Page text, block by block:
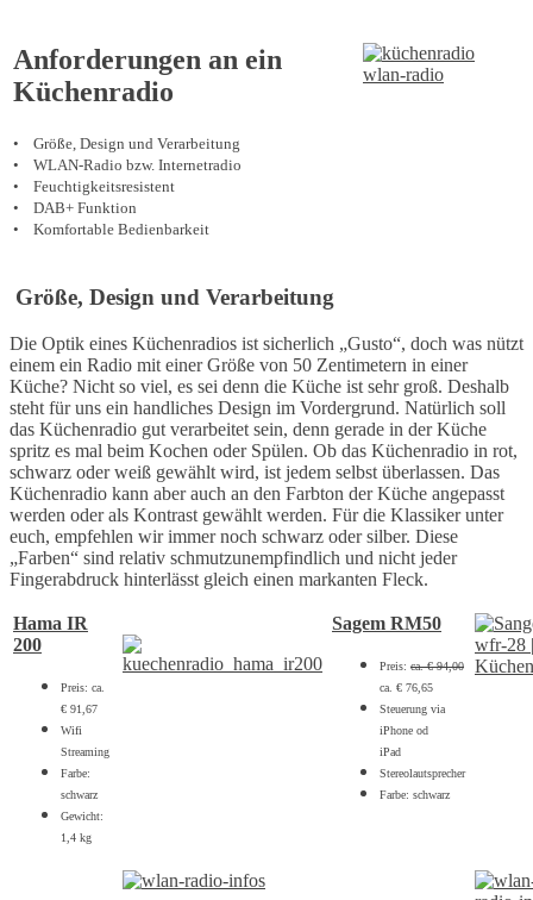
Anforderungen an ein
Küchenradio
• Größe, Design und Verarbeitung
• WLAN-Radio bzw. Internetradio
• Feuchtigkeitsresistent
• DAB+ Funktion
• Komfortable Bedienbarkeit
Größe, Design und Verarbeitung
Die Optik eines Küchenradios ist sicherlich „Gusto“, doch was nützt
einem ein Radio mit einer Größe von 50 Zentimetern in einer
Küche? Nicht so viel, es sei denn die Küche ist sehr groß. Deshalb
steht für uns ein handliches Design im Vordergrund. Natürlich soll
das Küchenradio gut verarbeitet sein, denn gerade in der Küche
spritz es mal beim Kochen oder Spülen. Ob das Küchenradio in rot,
schwarz oder weiß gewählt wird, ist jedem selbst überlassen. Das
Küchenradio kann aber auch an den Farbton der Küche angepasst
werden oder als Kontrast gewählt werden. Für die Klassiker unter
euch, empfehlen wir immer noch schwarz oder silber. Diese
„Farben“ sind relativ schmutzunempfindlich und nicht jeder
Fingerabdruck hinterlässt gleich einen markanten Fleck.
Hama IR
200
Preis: ca.
€ 91,67
Wifi
Streaming
Farbe:
schwarz
Gewicht:
1,4 kg
Sagem RM50
Preis: ca. € 94,00
ca. € 76,65
Steuerung via
iPhone od
iPad
Stereolautsprecher
Farbe: schwarz